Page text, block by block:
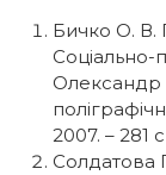
Бичко О. В.
Соціально-
Олександр
2007. – 281 с
Солдатова